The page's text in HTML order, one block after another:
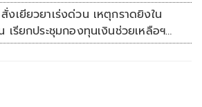
งเยียวยาเร่งด่วน เหตุกราดยิงใน
เรียกประชุมกองทุนเงินช่วยเหลือฯ